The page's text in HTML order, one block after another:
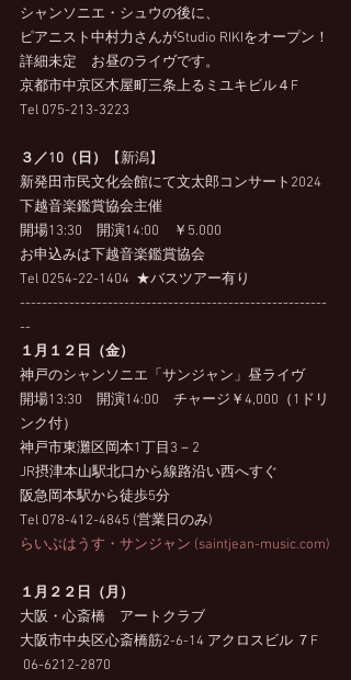
シャンソニエ・シュウの後に、
ピアニスト中村力さんがStudio RIKIをオープン！
詳細未定　お昼のライヴです。
京都市中京区木屋町三条上るミユキビル４F
Tel 075-213-3223
３／10（日）
【新潟】
新発田市民文化会館にて文太郎コンサート2024
下越音楽鑑賞協会主催
開場13:30　開演14:00　￥5.000
お申込みは下越音楽鑑賞協会
Tel 0254-22-1404  ★バスツアー有り
--------------------------------------------------------
--
１月１２日（金）
神戸のシャンソニエ「サンジャン」昼ライヴ
開場13:30　開演14:00　チャージ￥4,000（1ドリ
ンク付）
神戸市東灘区岡本1丁目3－2
JR摂津本山駅北口から線路沿い西へすぐ
阪急岡本駅から徒歩5分
Tel 078-412-4845 (営業日のみ)
らいぶはうす・サンジャン (saintjean-music.com)
１月２２日（月）
大阪・心斎橋　アートクラブ
大阪市中央区心斎橋筋2-6-14 アクロスビル ７F
06-6212-2870